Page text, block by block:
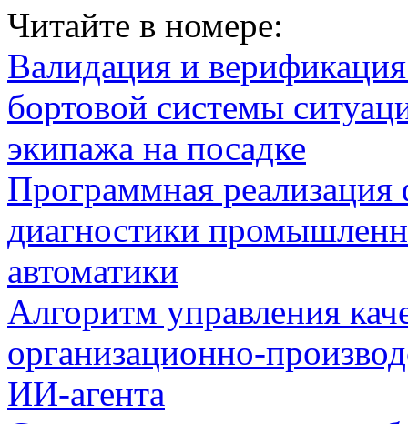
Читайте в номере:
Валидация и
бортовой системы
экипажа на посадке
Программная
диагностики
автоматики
Алгоритм управления
организационно-
ИИ-агента